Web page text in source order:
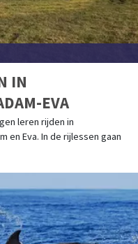
IN
EVA
leren rijden in
en Eva. In de rijlessen gaan